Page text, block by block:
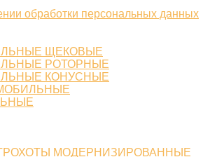
обработки персональных данных
ЩЕКОВЫЕ
РОТОРНЫЕ
КОНУСНЫЕ
МОДЕРНИЗИРОВАННЫЕ